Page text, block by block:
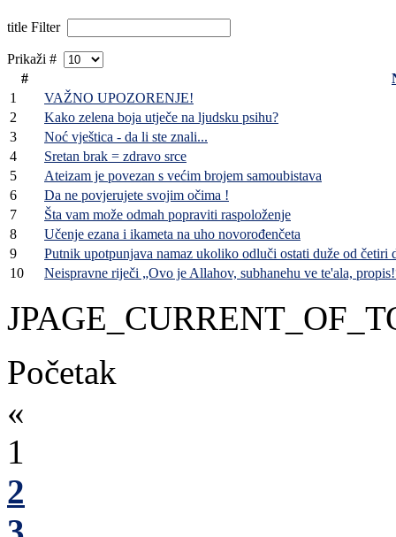
title Filter
Prikaži #
#
1
VAŽNO UPOZORENJE!
2
Kako zelena boja utječe na ljudsku psihu?
3
Noć vještica - da li ste znali...
4
Sretan brak = zdravo srce
5
Ateizam je povezan s većim brojem samoubistava
6
Da ne povjerujete svojim očima !
7
Šta vam može odmah popraviti raspoloženje
8
Učenje ezana i ikameta na uho novorođenčeta
9
Putnik upotpunjava namaz ukoliko odluči ostati duže od četiri
10
Neispravne riječi „Ovo je Allahov, subhanehu ve te'ala,
Početak
«
1
2